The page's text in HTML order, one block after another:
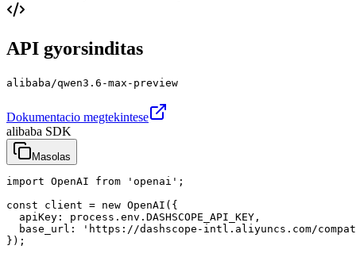
API gyorsinditas
alibaba/qwen3.6-max-preview
Dokumentacio megtekintese
alibaba SDK
Masolas
import OpenAI from 'openai';
const client = new OpenAI({
  apiKey: process.env.DASHSCOPE_API_KEY,
base_url: 'https://dashscope-intl.aliyuncs.com/
});